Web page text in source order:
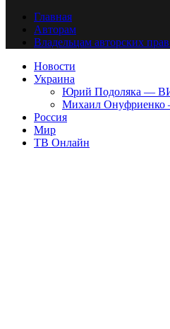
Главная
Авторам
Владельцам авторских
Новости
Украина
Юрий Подоляка —
Михаил
Россия
Мир
ТВ Онлайн